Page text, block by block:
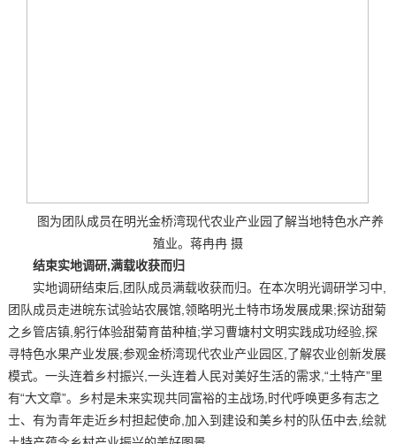
图为团队成员在明光金桥湾现代农业产业园了解当地特色水产养
殖业。蒋冉冉 摄
结束实地调研,满载收获而归
实地调研结束后,团队成员满载收获而归。在本次明光调研学习中,
团队成员走进皖东试验站农展馆,领略明光土特市场发展成果;探访甜菊
之乡管店镇,躬行体验甜菊育苗种植;学习曹塘村文明实践成功经验,探
寻特色水果产业发展;参观金桥湾现代农业产业园区,了解农业创新发展
模式。一头连着乡村振兴,一头连着人民对美好生活的需求,“土特产”里
有“大文章”。乡村是未来实现共同富裕的主战场,时代呼唤更多有志之
士、有为青年走近乡村担起使命,加入到建设和美乡村的队伍中去,绘就